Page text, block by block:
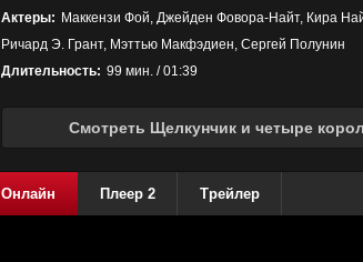
Актеры: Маккензи Фой, Джейден Фовора-Найт, Кира
Ричард Э. Грант, Мэттью Макфэдиен, Сергей Полунин
Длительность: 99 мин. / 01:39
Смотреть Щелкунчик и четыре
Онлайн Плеер 2 Трейлер